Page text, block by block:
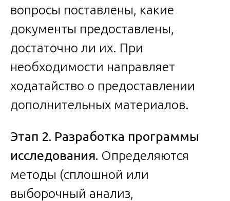
вопросы поставлены, какие
документы предоставлены,
достаточно ли их. При
необходимости направляет
ходатайство о предоставлении
дополнительных материалов.
Этап 2. Разработка программы
исследования. Определяются
методы (сплошной или
выборочный анализ,